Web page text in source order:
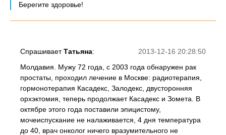
Берегите здоровье!
2013-12-16 20:28:50
СпрашиваетТатьяна:
Молдавия. Мужу 72 года, с 2003 года обнаружен рак
простаты, проходил лечение в Москве: радиотерапия,
гормонотерапия Касадекс, Залодекс, двусторонняя
орхэктомия, теперь продолжает Касадекс и Зомета. В
октябре этого года поставили эпицистому,
мочеиспускание не налаживается, 4 дня температура
до 40, врач онколог ничего вразумительного не